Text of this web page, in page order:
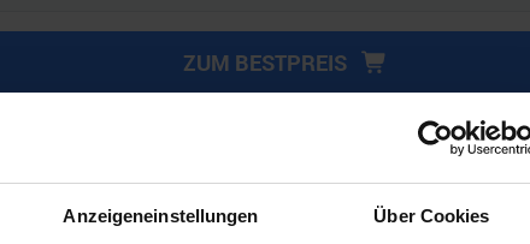
Anzeigeneinstellungen Über Cookies
ZUM BESTPREIS